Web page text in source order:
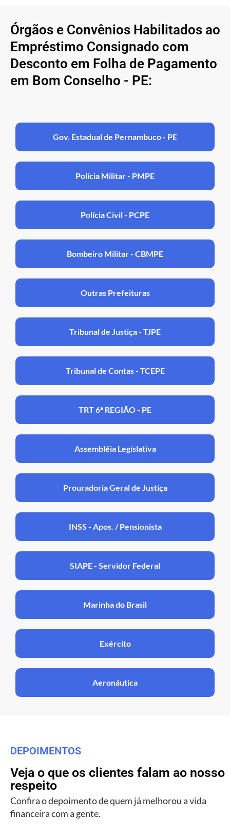
Órgãos e Convênios Habilitados ao
Empréstimo Consignado com
Desconto em Folha de Pagamento
em Bom Conselho - PE:
Gov. Estadual de Pernambuco - PE
Polícia Militar - PMPE
Polícia Civil - PCPE
Bombeiro Militar - CBMPE
Outras Prefeituras
Tribunal de Justiça - TJPE
Tribunal de Contas - TCEPE
TRT 6ª REGIÃO - PE
Assembléia Legislativa
Prouradoria Geral de Justiça
INSS - Apos. / Pensionista
SIAPE - Servidor Federal
Marinha do Brasil
Exército
Aeronáutica
DEPOIMENTOS
Veja o que os clientes falam ao nosso
respeito
Confira o depoimento de quem já melhorou a vida
financeira com a gente.